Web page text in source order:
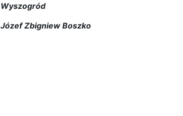
Wyszogród
Józef Zbigniew Boszko